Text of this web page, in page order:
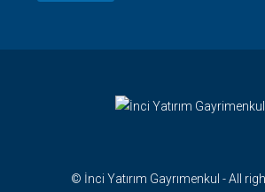
© İnci Yatırım Gayrımenkul - All